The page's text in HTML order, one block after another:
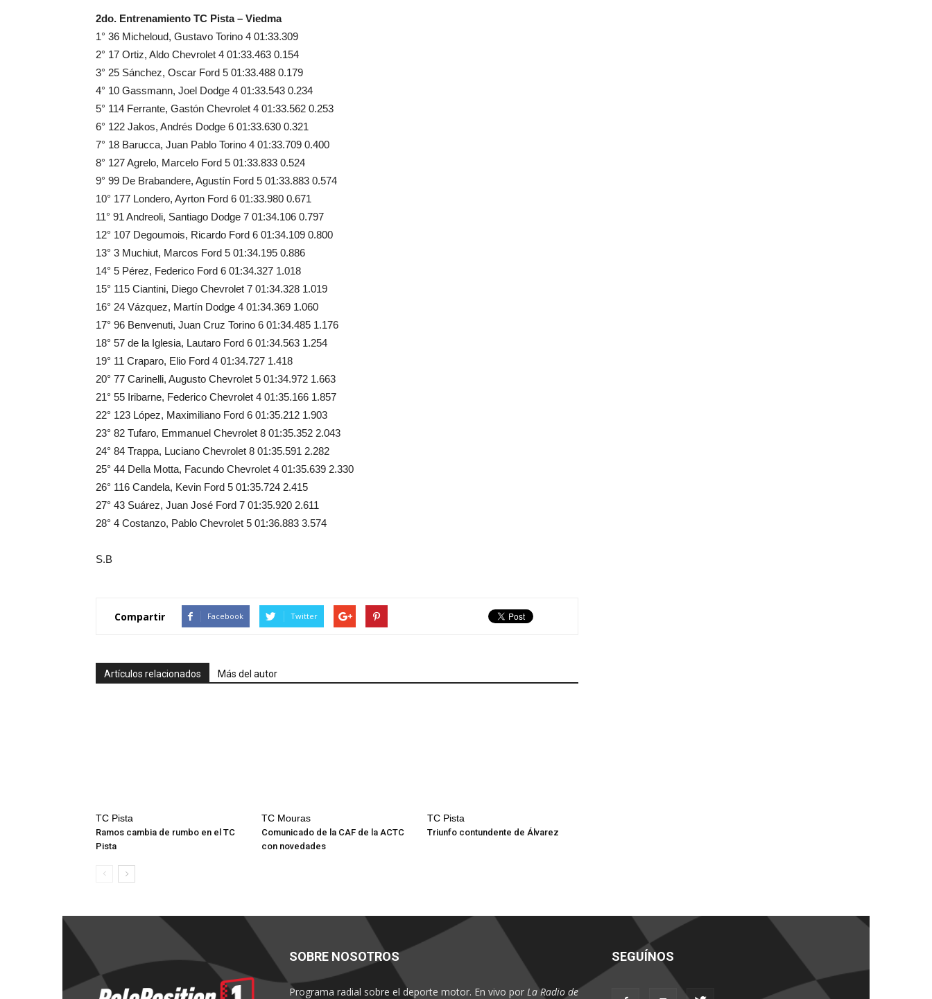
2do. Entrenamiento TC Pista – Viedma
1° 36 Micheloud, Gustavo Torino 4 01:33.309
2° 17 Ortiz, Aldo Chevrolet 4 01:33.463 0.154
3° 25 Sánchez, Oscar Ford 5 01:33.488 0.179
4° 10 Gassmann, Joel Dodge 4 01:33.543 0.234
5° 114 Ferrante, Gastón Chevrolet 4 01:33.562 0.253
6° 122 Jakos, Andrés Dodge 6 01:33.630 0.321
7° 18 Barucca, Juan Pablo Torino 4 01:33.709 0.400
8° 127 Agrelo, Marcelo Ford 5 01:33.833 0.524
9° 99 De Brabandere, Agustín Ford 5 01:33.883 0.574
10° 177 Londero, Ayrton Ford 6 01:33.980 0.671
11° 91 Andreoli, Santiago Dodge 7 01:34.106 0.797
12° 107 Degoumois, Ricardo Ford 6 01:34.109 0.800
13° 3 Muchiut, Marcos Ford 5 01:34.195 0.886
14° 5 Pérez, Federico Ford 6 01:34.327 1.018
15° 115 Ciantini, Diego Chevrolet 7 01:34.328 1.019
16° 24 Vázquez, Martín Dodge 4 01:34.369 1.060
17° 96 Benvenuti, Juan Cruz Torino 6 01:34.485 1.176
18° 57 de la Iglesia, Lautaro Ford 6 01:34.563 1.254
19° 11 Craparo, Elio Ford 4 01:34.727 1.418
20° 77 Carinelli, Augusto Chevrolet 5 01:34.972 1.663
21° 55 Iribarne, Federico Chevrolet 4 01:35.166 1.857
22° 123 López, Maximiliano Ford 6 01:35.212 1.903
23° 82 Tufaro, Emmanuel Chevrolet 8 01:35.352 2.043
24° 84 Trappa, Luciano Chevrolet 8 01:35.591 2.282
25° 44 Della Motta, Facundo Chevrolet 4 01:35.639 2.330
26° 116 Candela, Kevin Ford 5 01:35.724 2.415
27° 43 Suárez, Juan José Ford 7 01:35.920 2.611
28° 4 Costanzo, Pablo Chevrolet 5 01:36.883 3.574
S.B
Compartir Facebook Twitter
Artículos relacionados Más del autor
TC Pista
Ramos cambia de rumbo en el TC
Pista
TC Mouras
Comunicado de la CAF de la ACTC
con novedades
TC Pista
Triunfo contundente de Álvarez
SOBRE NOSOTROS
Programa radial sobre el deporte motor. En vivo por La Radio de
SEGUÍNOS